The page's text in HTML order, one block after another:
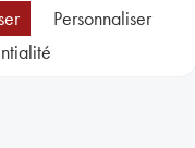
CDG 33
Personnaliser